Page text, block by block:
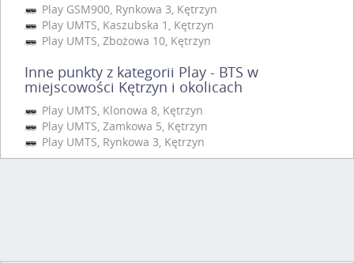
Play GSM900, Rynkowa 3, Kętrzyn
Play UMTS, Kaszubska 1, Kętrzyn
Play UMTS, Zbożowa 10, Kętrzyn
Inne punkty z kategorii Play - BTS w
miejscowości Kętrzyn i okolicach
Play UMTS, Klonowa 8, Kętrzyn
Play UMTS, Zamkowa 5, Kętrzyn
Play UMTS, Rynkowa 3, Kętrzyn